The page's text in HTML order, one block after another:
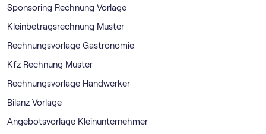
Sponsoring Rechnung Vorlage
Kleinbetragsrechnung Muster
Rechnungsvorlage Gastronomie
Kfz Rechnung Muster
Rechnungsvorlage Handwerker
Bilanz Vorlage
Angebotsvorlage Kleinunternehmer